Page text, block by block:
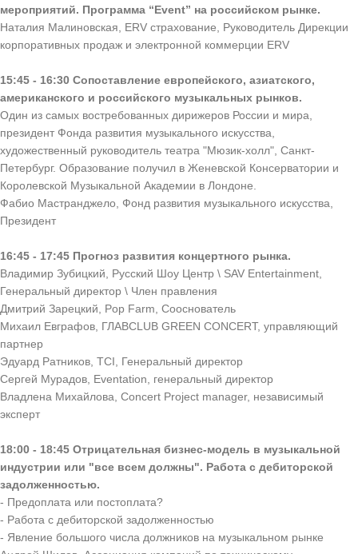
мероприятий. Программа “Event” на российском рынке.
Наталия Малиновская, ERV страхование, Руководитель Дирекции
корпоративных продаж и электронной коммерции ERV
15:45 - 16:30 Сопоставление европейского, азиатского,
американского и российского музыкальных рынков.
Один из самых востребованных дирижеров России и мира,
президент Фонда развития музыкального искусства,
художественный руководитель театра "Мюзик-холл", Санкт-
Петербург. Образование получил в Женевской Консерватории и
Королевской Музыкальной Академии в Лондоне.
Фабио Мастранджело, Фонд развития музыкального искусства,
Президент
16:45 - 17:45 Прогноз развития концертного рынка.
Владимир Зубицкий, Русский Шоу Центр \ SAV Entertainment,
Генеральный директор \ Член правления
Дмитрий Зарецкий, Pop Farm, Сооснователь
Михаил Евграфов, ГЛАВCLUB GREEN CONCERT, управляющий
партнер
Эдуард Ратников, TCI, Генеральный директор
Сергей Мурадов, Eventation, генеральный директор
Владлена Михайлова, Concert Project manager, независимый
эксперт
18:00 - 18:45 Отрицательная бизнес-модель в музыкальной
индустрии или "все всем должны". Работа с дебиторской
задолженностью.
- Предоплата или постоплата?
- Работа с дебиторской задолженностью
- Явление большого числа должников на музыкальном рынке